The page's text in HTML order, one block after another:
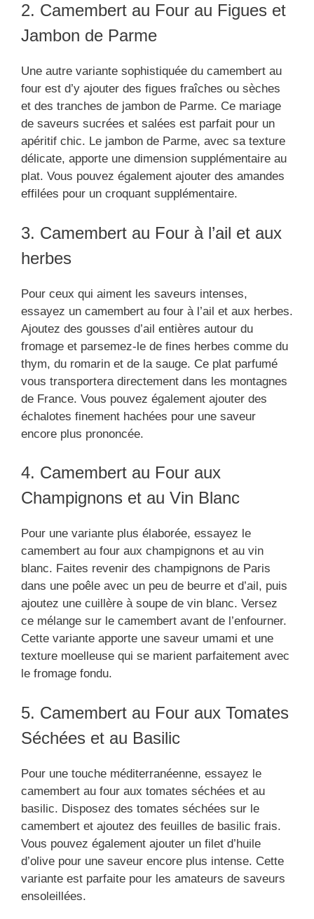
2. Camembert au Four au Figues et
Jambon de Parme
Une autre variante sophistiquée du camembert au
four est d’y ajouter des figues fraîches ou sèches
et des tranches de jambon de Parme. Ce mariage
de saveurs sucrées et salées est parfait pour un
apéritif chic. Le jambon de Parme, avec sa texture
délicate, apporte une dimension supplémentaire au
plat. Vous pouvez également ajouter des amandes
effilées pour un croquant supplémentaire.
3. Camembert au Four à l’ail et aux
herbes
Pour ceux qui aiment les saveurs intenses,
essayez un camembert au four à l’ail et aux herbes.
Ajoutez des gousses d’ail entières autour du
fromage et parsemez-le de fines herbes comme du
thym, du romarin et de la sauge. Ce plat parfumé
vous transportera directement dans les montagnes
de France. Vous pouvez également ajouter des
échalotes finement hachées pour une saveur
encore plus prononcée.
4. Camembert au Four aux
Champignons et au Vin Blanc
Pour une variante plus élaborée, essayez le
camembert au four aux champignons et au vin
blanc. Faites revenir des champignons de Paris
dans une poêle avec un peu de beurre et d’ail, puis
ajoutez une cuillère à soupe de vin blanc. Versez
ce mélange sur le camembert avant de l’enfourner.
Cette variante apporte une saveur umami et une
texture moelleuse qui se marient parfaitement avec
le fromage fondu.
5. Camembert au Four aux Tomates
Séchées et au Basilic
Pour une touche méditerranéenne, essayez le
camembert au four aux tomates séchées et au
basilic. Disposez des tomates séchées sur le
camembert et ajoutez des feuilles de basilic frais.
Vous pouvez également ajouter un filet d’huile
d’olive pour une saveur encore plus intense. Cette
variante est parfaite pour les amateurs de saveurs
ensoleillées.